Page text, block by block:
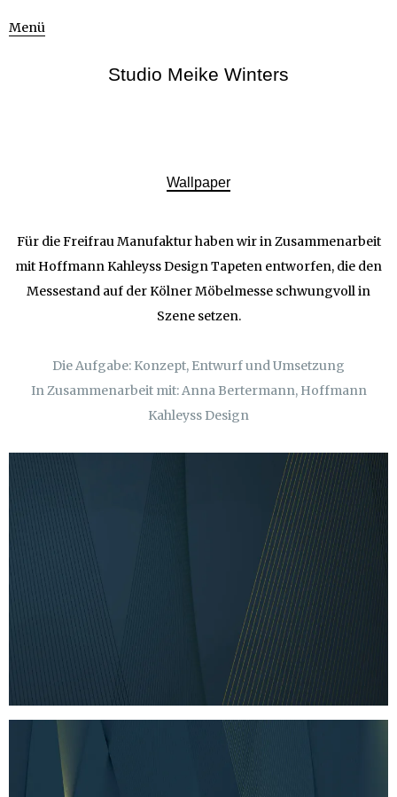
Menü
Studio Meike Winters
Wallpaper
Für die Freifrau Manufaktur haben wir in Zusammenarbeit
mit Hoffmann Kahleyss Design Tapeten entworfen, die den
Messestand auf der Kölner Möbelmesse schwungvoll in
Szene setzen.
Die Aufgabe: Konzept, Entwurf und Umsetzung
In Zusammenarbeit mit: Anna Bertermann, Hoffmann
Kahleyss Design